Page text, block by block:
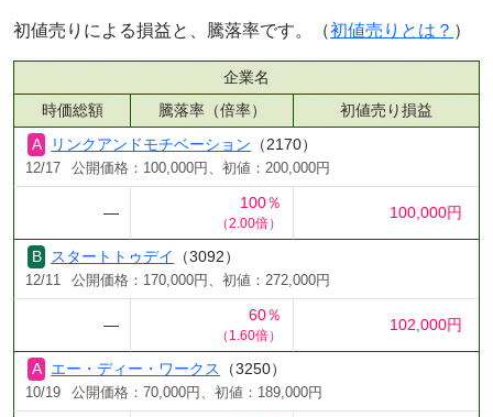
初値売りによる損益と、騰落率です。（初値売りとは？ ）
企業名
時価総額
騰落率（倍率）
初値売り損益
リンクアンドモチベーション （2170）
12/17 公開価格：100,000円、初値：200,000円
―
100％
（2.00倍）
100,000円
スタートトゥデイ （3092）
12/11 公開価格：170,000円、初値：272,000円
―
60％
（1.60倍）
102,000円
エー・ディー・ワークス （3250）
10/19 公開価格：70,000円、初値：189,000円